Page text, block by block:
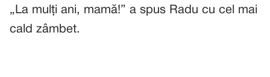
„La mulți ani, mamă!” a spus Radu cu cel mai
cald zâmbet.